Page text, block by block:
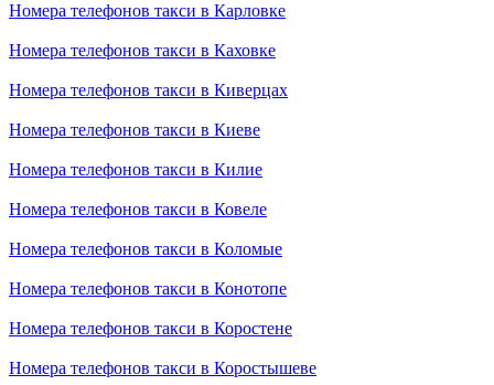
Номера телефонов такси в Карловке
Номера телефонов такси в Каховке
Номера телефонов такси в Киверцах
Номера телефонов такси в Киеве
Номера телефонов такси в Килие
Номера телефонов такси в Ковеле
Номера телефонов такси в Коломые
Номера телефонов такси в Конотопе
Номера телефонов такси в Коростене
Номера телефонов такси в Коростышеве